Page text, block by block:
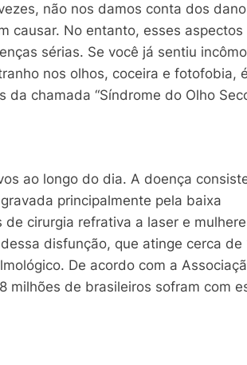
não nos damos conta dos
causar. No entanto, esses aspectos
sérias. Se você já sentiu
nos olhos, coceira e fotofobia, é
chamada “Síndrome do Olho
ao longo do dia. A doença
principalmente pela baixa
cirurgia refrativa a laser e
disfunção, que atinge cerca de
De acordo com a
milhões de brasileiros sofram com